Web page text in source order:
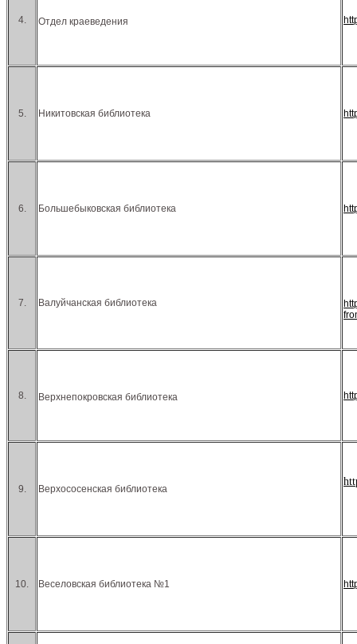
4. Отдел краеведения
5. Никитовская библиотека
6. Большебыковская библиотека
7. Валуйчанская библиотека
8. Верхнепокровская библиотека
9. Верхососенская библиотека
10. Веселовская библиотека №1